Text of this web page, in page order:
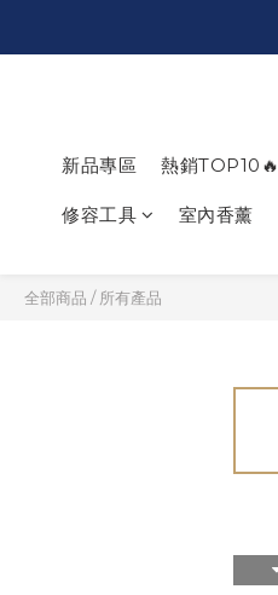
新品專區 熱銷TOP10🔥
修容工具 室內香薰
全部商品 /所有產品